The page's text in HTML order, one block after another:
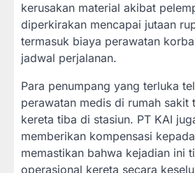
kerusakan material akibat
diperkirakan mencapai jutaan
termasuk biaya perawatan
jadwal perjalanan.
Para penumpang yang terluka
perawatan medis di rumah sakit
kereta tiba di stasiun. PT KAI
memberikan kompensasi
memastikan bahwa kejadian ini
operasional kereta secara